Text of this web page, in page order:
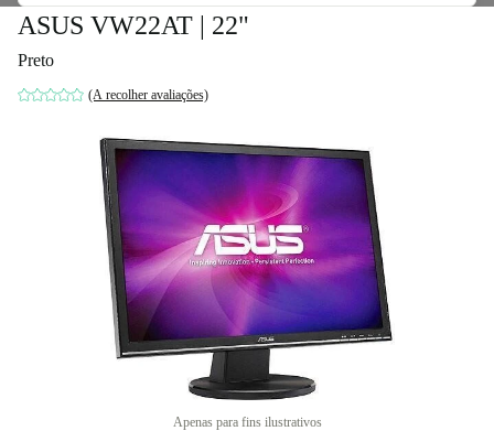
ASUS VW22AT | 22"
Preto
(A recolher avaliações)
Apenas para fins ilustrativos